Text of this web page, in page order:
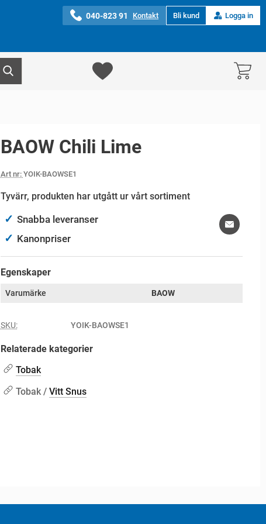
040-823 91 Kontakt Bli kund Logga in
BAOW Chili Lime
Art nr: YOIK-BAOWSE1
Tyvärr, produkten har utgått ur vårt sortiment
✓ Snabba leveranser
✓ Kanonpriser
Egenskaper
Varumärke BAOW
SKU: YOIK-BAOWSE1
Relaterade kategorier
Tobak
Tobak / Vitt Snus